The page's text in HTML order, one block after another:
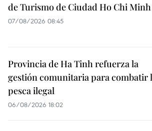
de Turismo de Ciudad Ho Chi Minh
07/08/2026 08:45
Provincia de Ha Tinh refuerza la
gestión comunitaria para combatir
pesca ilegal
06/08/2026 18:02